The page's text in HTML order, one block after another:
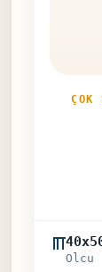
ÇOK
Olcu